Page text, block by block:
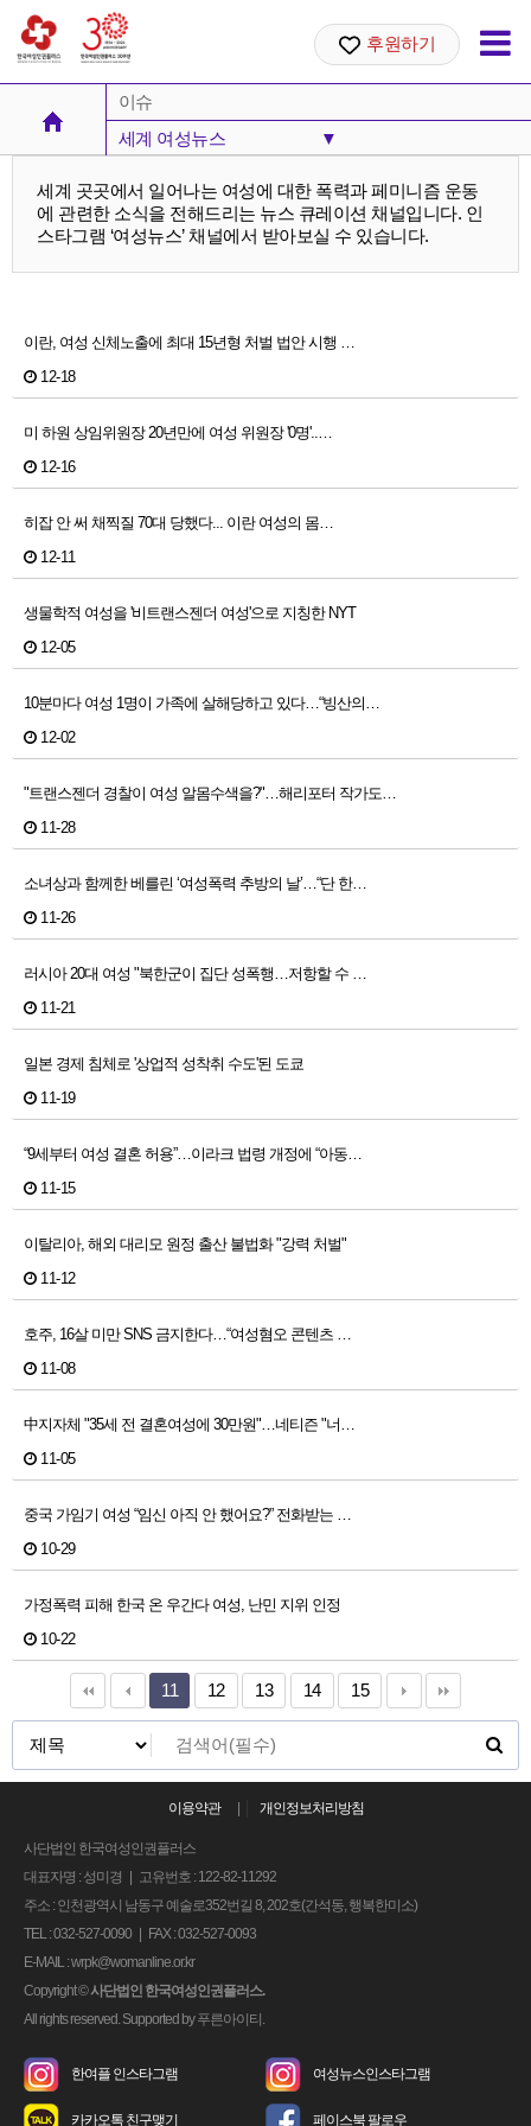
후원하기
이슈
세계 여성뉴스
▼
여성주의 카드뉴스
세계 여성뉴스
세계 곳곳에서 일어나는 여성에 대한 폭력과 페미니즘 운동
에 관련한 소식을 전해드리는 뉴스 큐레이션 채널입니다. 인
스타그램 ‘여성뉴스’ 채널에서 받아보실 수 있습니다.
이란, 여성 신체노출에 최대 15년형 처벌 법안 시행 …
12-18
미 하원 상임위원장 20년만에 여성 위원장 '0명'..…
12-16
히잡 안 써 채찍질 70대 당했다... 이란 여성의 몸…
12-11
생물학적 여성을 '비트랜스젠더 여성'으로 지칭한 NYT
12-05
10분마다 여성 1명이 가족에 살해당하고 있다…“빙산의…
12-02
"트랜스젠더 경찰이 여성 알몸수색을?"…해리포터 작가도…
11-28
소녀상과 함께한 베를린 ‘여성폭력 추방의 날’…“단 한…
11-26
러시아 20대 여성 "북한군이 집단 성폭행…저항할 수 …
11-21
일본 경제 침체로 '상업적 성착취 수도'된 도쿄
11-19
“9세부터 여성 결혼 허용”…이라크 법령 개정에 “아동…
11-15
이탈리아, 해외 대리모 원정 출산 불법화 "강력 처벌"
11-12
호주, 16살 미만 SNS 금지한다…“여성혐오 콘텐츠 …
11-08
中지자체 "35세 전 결혼여성에 30만원"…네티즌 "너…
11-05
중국 가임기 여성 “임신 아직 안 했어요?” 전화받는 …
10-29
가정폭력 피해 한국 온 우간다 여성, 난민 지위 인정
10-22
11 12 13 14 15
이용약관 개인정보처리방침
사단법인 한국여성인권플러스
대표자명 : 성미경 | 고유번호 : 122-82-11292
주소 : 인천광역시 남동구 예술로352번길 8, 202호(간석동, 행복한미소)
TEL : 032-527-0090 | FAX : 032-527-0093
E-MAIL : wrpk@womanline.or.kr
Copyright©사단법인 한국여성인권플러스.
All rights reserved. Supported by푸른아이티.
한여플 인스타그램 여성뉴스인스타그램
카카오톡 친구맺기 페이스북 팔로우